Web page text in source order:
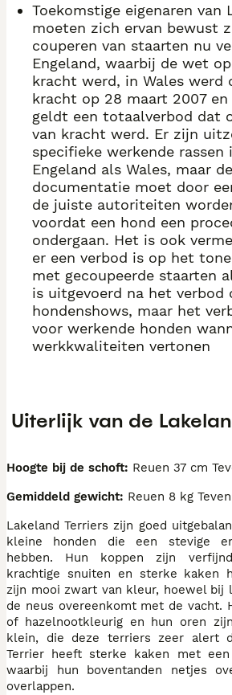
Toekomstige eigenaren van
moeten zich ervan bewust
couperen van staarten nu
Engeland, waarbij de wet
kracht werd, in Wales werd
kracht op 28 maart 2007
geldt een totaalverbod dat
van kracht werd. Er zijn
specifieke werkende rassen
Engeland als Wales, maar
documentatie moet door
de juiste autoriteiten
voordat een hond een
ondergaan. Het is ook
er een verbod is op het
met gecoupeerde staarten
is uitgevoerd na het verbod
hondenshows, maar het
voor werkende honden
werkkwaliteiten vertonen
Uiterlijk van de
Hoogte bij de schoft: Reuen 37 cm
Gemiddeld gewicht: Reuen 8 kg
Lakeland Terriers zijn goed
kleine honden die een stevige
hebben. Hun koppen zijn
krachtige snuiten en sterke kaken
zijn mooi zwart van kleur, hoewel bij
de neus overeenkomt met de vacht.
of hazelnootkleurig en hun oren
klein, die deze terriers zeer alert
Terrier heeft sterke kaken met een
waarbij hun boventanden netjes
overlappen.